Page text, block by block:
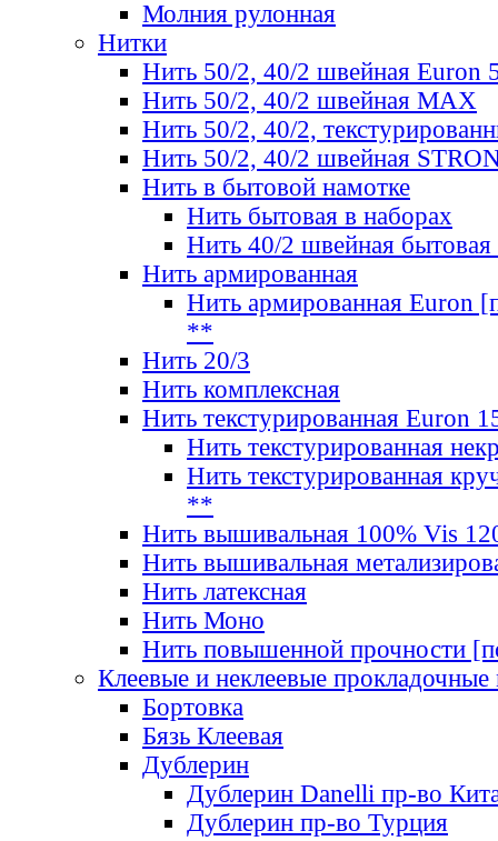
Молния рулонная
Нитки
Нить 50/2, 40/2 швейная Euron
Нить 50/2, 40/2 швейная МАХ
Нить 50/2, 40/2,
Нить 50/2, 40/2 швейная
Нить в бытовой намотке
Нить бытовая в наборах
Нить 40/2 швейная бытовая
Нить армированная
Нить армированная Euron
**
Нить 20/3
Нить комплексная
Нить текстурированная Euron
Нить текстурированная
Нить текстурированная
**
Нить вышивальная 100% Vis
Нить вышивальная
Нить латексная
Нить Моно
Нить повышенной прочности
Клеевые и неклеевые прокладочные
Бортовка
Бязь Клеевая
Дублерин
Дублерин Danelli пр-во
Дублерин пр-во Турция